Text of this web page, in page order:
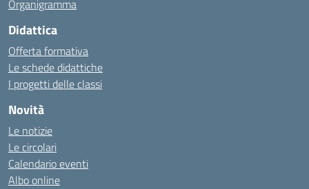
Organigramma
Didattica
Offerta formativa
Le schede didattiche
I progetti delle classi
Novità
Le notizie
Le circolari
Calendario eventi
Albo online